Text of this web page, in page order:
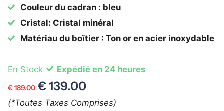
Couleur du cadran : bleu
Cristal: Cristal minéral
Matériau du boîtier : Ton or en acier inoxydable
En Stock Expédié en 24 heures
€ 189.00 € 139.00
(*Toutes Taxes Comprises)